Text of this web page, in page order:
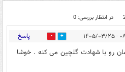
در انتظار بررسی: 0
۲۵ 0 پاسخ
رو با شهادت گلچین می کنه . خوشا